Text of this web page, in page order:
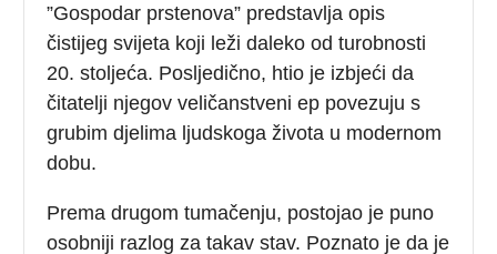
”Gospodar prstenova” predstavlja opis
čistijeg svijeta koji leži daleko od turobnosti
20. stoljeća. Posljedično, htio je izbjeći da
čitatelji njegov veličanstveni ep povezuju s
grubim djelima ljudskoga života u modernom
dobu.
Prema drugom tumačenju, postojao je puno
osobniji razlog za takav stav. Poznato je da je